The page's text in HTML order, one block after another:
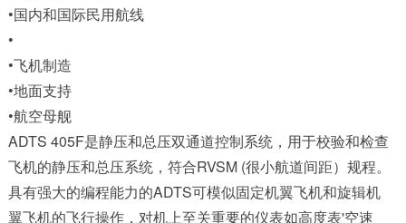
•国内和国际民用航线
•
•飞机制造
•地面支持
•航空母舰
ADTS 405F是静压和总压双通道控制系统，用于校验和检查
飞机的静压和总压系统，符合RVSM (很小航道间距）规程。
具有强大的编程能力的ADTS可模似固定机翼飞机和旋辑机
翼飞机的飞行操作，对机上至关重要的仪表如高度表'空速